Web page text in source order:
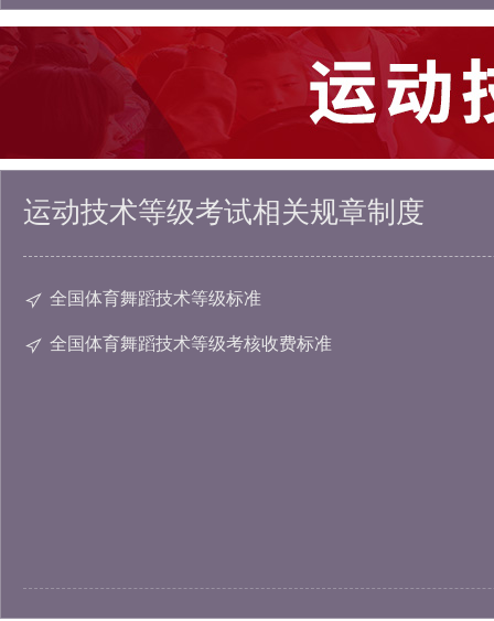
运动技术等级考试相关规章制度
全国体育舞蹈技术等级标准
全国体育舞蹈技术等级考核收费标准